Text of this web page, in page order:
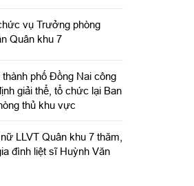
vụ Trưởng phòng
Quân khu 7
phố Đồng Nai công
giải thể, tổ chức lại Ban
thủ khu vực
LLVT Quân khu 7 thăm,
đình liệt sĩ Huỳnh Văn